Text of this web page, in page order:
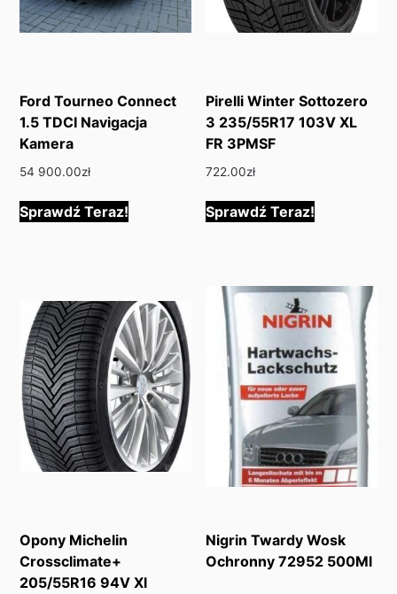
Ford Tourneo Connect
1.5 TDCI Navigacja
Kamera
54 900.00zł
Sprawdź Teraz!
Pirelli Winter Sottozero
3 235/55R17 103V XL
FR 3PMSF
722.00zł
Sprawdź Teraz!
Opony Michelin
Crossclimate+
205/55R16 94V Xl
Nigrin Twardy Wosk
Ochronny 72952 500Ml